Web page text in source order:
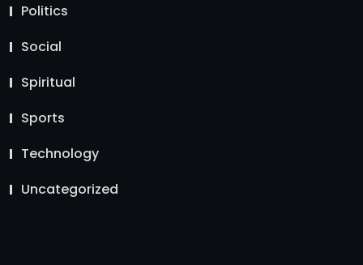
Politics
Social
Spiritual
Sports
Technology
Uncategorized